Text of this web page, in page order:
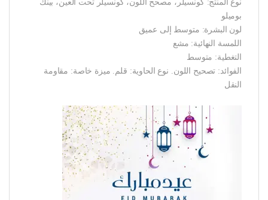
نوع المنتج: كونسيلر، مصحح اللون، كونسيلر تحت العين، بينك
بوميلو
لون البشرة: متوسط إلى عميق
اللمسة النهائية: مشع
التغطية: متوسط
الفوائد: تصحيح اللون. نوع الحاوية: قلم. ميزة خاصة: مقاومة
النقل